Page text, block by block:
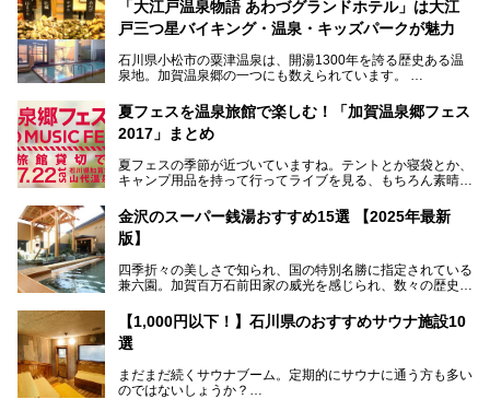
「大江戸温泉物語 あわづグランドホテル」は大江
戸三つ星バイキング・温泉・キッズパークが魅力
石川県小松市の粟津温泉は、開湯1300年を誇る歴史ある温
泉地。加賀温泉郷の一つにも数えられています。
その粟津温泉に建つ「大江戸温泉物語 あわづグランドホテ
ル」（以下、あわづグランドホテル）は客室数97室のホテ
ルで、昨年2024年12月に露天風呂を新設。充実したキッズ
2025年7月からは「大江戸三つ星バイキング」がスタート！
───
提供元：大江戸温泉物語ホテルズ＆リゾーツ株式会社【P
この記事は大江戸温泉物語 あわづグランドホテルのPR記事
です。
夏フェスを温泉旅館で楽しむ！「加賀温泉郷フェス
2017」まとめ
夏フェスの季節が近づいていますね。テントとか寝袋とか、
キャンプ用品を持って行ってライブを見る、もちろん素晴ら
いやでもね、暑いし汗や砂埃でドロドロになるしうるさくて
夜は寝られないし、若い時はそういうのが良かったんですけ
今、もうちょっと気楽なフェスはないかな、と探してたらあ
りましたよ！
「加賀温泉郷フェス 2017」が石川県・山代温泉の瑠璃光を
全館貸し切って開催！
れちゃう！なんということでしょう！！
金沢のスーパー銭湯おすすめ15選 【2025年最新
版】
四季折々の美しさで知られ、国の特別名勝に指定されている
兼六園。加賀百万石前田家の威光を感じられ、数々の歴史的
ア。国内でも特に人気の観光地の1つです。北陸新幹線で東
京から約2時間30分と、首都圏からアクセスしやすい立地も
魅力ですね。
り、観光に加えて温泉もぜひ楽しみたいところ。金沢エリア
でおすすめのスーパー銭湯をご紹介します。
【1,000円以下！】石川県のおすすめサウナ施設10
選
まだまだ続くサウナブーム。定期的にサウナに通う方も多い
のではないしょうか？